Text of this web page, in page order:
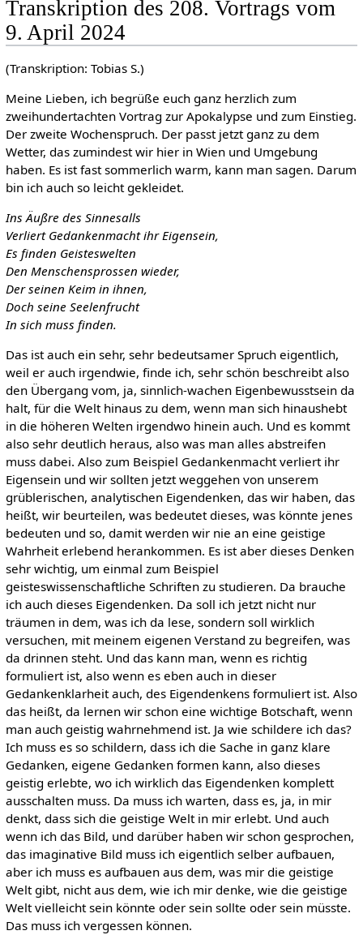
Transkription des 208. Vortrags vom
9. April 2024
(Transkription: Tobias S.)
Meine Lieben, ich begrüße euch ganz herzlich zum
zweihundertachten Vortrag zur Apokalypse und zum Einstieg.
Der zweite Wochenspruch. Der passt jetzt ganz zu dem
Wetter, das zumindest wir hier in Wien und Umgebung
haben. Es ist fast sommerlich warm, kann man sagen. Darum
bin ich auch so leicht gekleidet.
Ins Äußre des Sinnesalls
Verliert Gedankenmacht ihr Eigensein,
Es finden Geisteswelten
Den Menschensprossen wieder,
Der seinen Keim in ihnen,
Doch seine Seelenfrucht
In sich muss finden.
Das ist auch ein sehr, sehr bedeutsamer Spruch eigentlich,
weil er auch irgendwie, finde ich, sehr schön beschreibt also
den Übergang vom, ja, sinnlich-wachen Eigenbewusstsein da
halt, für die Welt hinaus zu dem, wenn man sich hinaushebt
in die höheren Welten irgendwo hinein auch. Und es kommt
also sehr deutlich heraus, also was man alles abstreifen
muss dabei. Also zum Beispiel Gedankenmacht verliert ihr
Eigensein und wir sollten jetzt weggehen von unserem
grüblerischen, analytischen Eigendenken, das wir haben, das
heißt, wir beurteilen, was bedeutet dieses, was könnte jenes
bedeuten und so, damit werden wir nie an eine geistige
Wahrheit erlebend herankommen. Es ist aber dieses Denken
sehr wichtig, um einmal zum Beispiel
geisteswissenschaftliche Schriften zu studieren. Da brauche
ich auch dieses Eigendenken. Da soll ich jetzt nicht nur
träumen in dem, was ich da lese, sondern soll wirklich
versuchen, mit meinem eigenen Verstand zu begreifen, was
da drinnen steht. Und das kann man, wenn es richtig
formuliert ist, also wenn es eben auch in dieser
Gedankenklarheit auch, des Eigendenkens formuliert ist. Also
das heißt, da lernen wir schon eine wichtige Botschaft, wenn
man auch geistig wahrnehmend ist. Ja wie schildere ich das?
Ich muss es so schildern, dass ich die Sache in ganz klare
Gedanken, eigene Gedanken formen kann, also dieses
geistig erlebte, wo ich wirklich das Eigendenken komplett
ausschalten muss. Da muss ich warten, dass es, ja, in mir
denkt, dass sich die geistige Welt in mir erlebt. Und auch
wenn ich das Bild, und darüber haben wir schon gesprochen,
das imaginative Bild muss ich eigentlich selber aufbauen,
aber ich muss es aufbauen aus dem, was mir die geistige
Welt gibt, nicht aus dem, wie ich mir denke, wie die geistige
Welt vielleicht sein könnte oder sein sollte oder sein müsste.
Das muss ich vergessen können.